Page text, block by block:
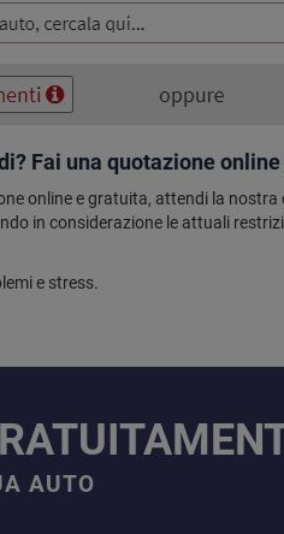
Fai una quotazione
online e gratuita, attendi la
in considerazione le attuali
e stress.
AUTO